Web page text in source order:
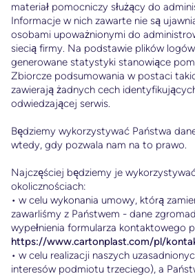
materiał pomocniczy służący do
Informacje w nich zawarte nie są
osobami upoważnionymi do
siecią firmy. Na podstawie plików
generowane statystyki stanowiące
Zbiorcze podsumowania w postaci
zawierają żadnych cech
odwiedzającej serwis.
Będziemy wykorzystywać Państwa
wtedy, gdy pozwala nam na to prawo.
Najczęściej będziemy je
okolicznościach:
• w celu wykonania umowy, którą
zawarliśmy z Państwem - dane
wypełnienia formularza kontaktowego
https://www.cartonplast.com/pl/
• w celu realizacji naszych
interesów podmiotu trzeciego), a